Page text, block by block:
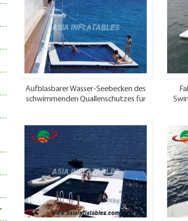
Aufblasbarer Wasser-Seebecken des
schwimmenden Quallenschutzes für